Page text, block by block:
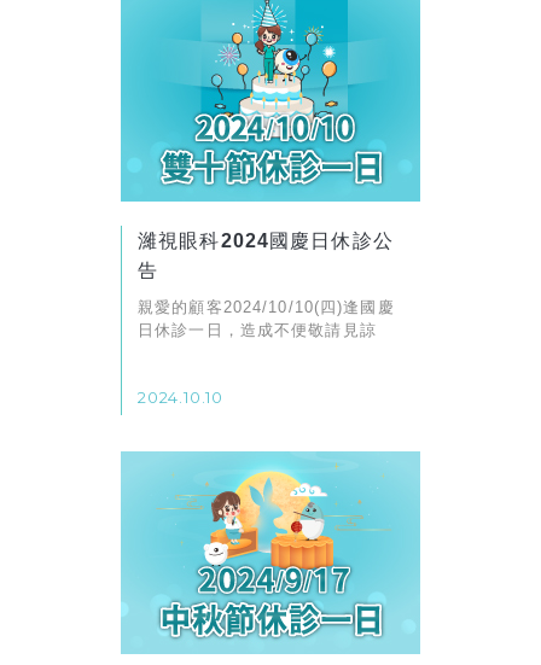
濰視眼科2024國慶日休診公
告
親愛的顧客2024/10/10(四)逢國慶
日休診一日，造成不便敬請見諒
2024.10.10